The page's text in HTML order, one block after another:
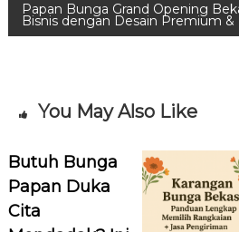
i
a
s
i
Papan Bunga Grand Opening
Bisnis dengan Desain Premium &
You May Also Like
Butuh Bunga
Papan Duka
Cita